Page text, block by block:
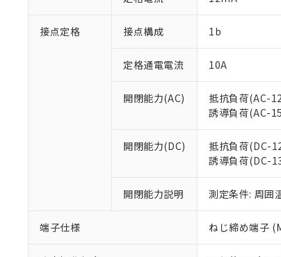
接点定格 接点構成 1b
定格通電電流 10A
開閉能力(AC)
抵抗負荷(AC-
誘導負荷(AC-
開閉能力(DC)
抵抗負荷(DC-
誘導負荷(DC-
開閉能力説明 測定条件: 周
端子仕様 ねじ締め端子
本サ
当社
い。
正式
当社
在庫
す。
マイ
てい
お客
が、
さい。
*EU RoHS指令
フタル酸ビス
ル（DBP）
但し、RoHS指
フタル酸エス
※2 対応
部品在庫の
※3 非含
「×」：最
Pb(鉛)
DEHP(フタル
※2 環境保
「ｅ」：有
味します。
「－」：未
当社
など
ます。
当社
置等
当社
たし
△
－
空